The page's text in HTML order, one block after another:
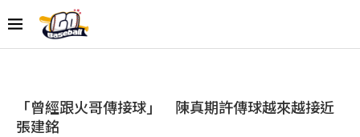
「曾經跟火哥傳接球」 陳真期許傳球越來越接近
張建銘